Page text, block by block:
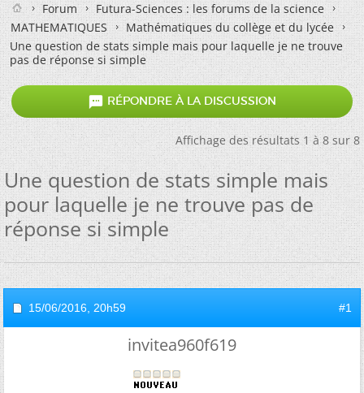
Forum
Futura-Sciences : les forums de la science
MATHEMATIQUES
Mathématiques du collège et du lycée
Une question de stats simple mais pour laquelle je ne trouve
pas de réponse si simple
 RÉPONDRE À LA DISCUSSION
Affichage des résultats 1 à 8 sur 8
Une question de stats simple mais
pour laquelle je ne trouve pas de
réponse si simple
15/06/2016, 20h59 #1
invitea960f619